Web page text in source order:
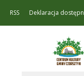
RSS Deklaracja